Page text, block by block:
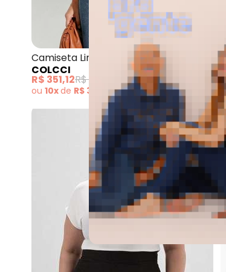
Camiseta Linho (Preto)
COLCCI
R$ 351,12R$ 399,00
ou 10xde R$ 35,11 semjuros